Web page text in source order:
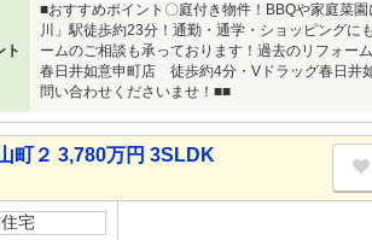
ト
■おすすめポイント〇庭付き物件！BBQや家庭菜
川」駅徒歩約23分！通勤・通学・ショッピング
ームのご相談も承っております！過去のリフォ
春日井如意申町店 徒歩約4分・Vドラッグ春日井
問い合わせくださいませ！■■
町２ 3,780万円 3SLDK
宅